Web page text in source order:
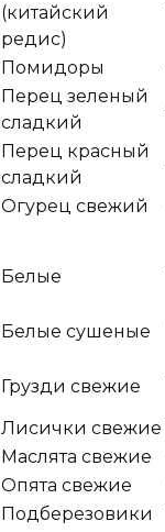
(китайский
редис)
Помидоры
Перец зеленый
сладкий
Перец красный
сладкий
Огурец свежий
Белые
Белые сушеные
Грузди свежие
Лисички свежие
Маслята свежие
Опята свежие
Подберезовики